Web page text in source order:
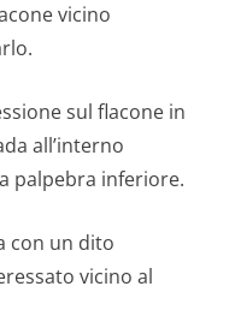
vicino
sul flacone in
all’interno
palpebra inferiore.
con un dito
vicino al